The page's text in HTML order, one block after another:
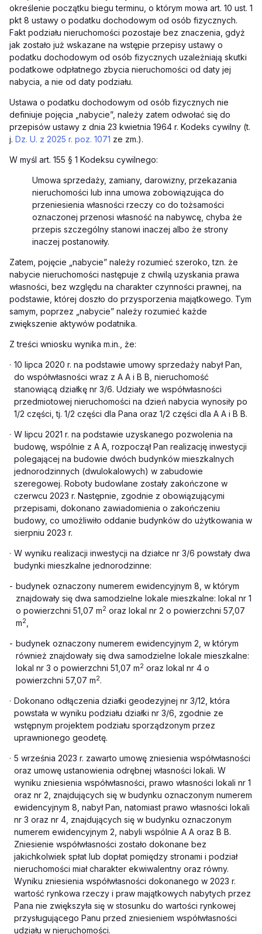
określenie początku biegu terminu, o którym mowa art. 10 ust. 1
pkt 8 ustawy o podatku dochodowym od osób fizycznych.
Fakt podziału nieruchomości pozostaje bez znaczenia, gdyż
jak zostało już wskazane na wstępie przepisy ustawy o
podatku dochodowym od osób fizycznych uzależniają skutki
podatkowe odpłatnego zbycia nieruchomości od daty jej
nabycia, a nie od daty podziału.
Ustawa o podatku dochodowym od osób fizycznych nie
definiuje pojęcia „nabycie”, należy zatem odwołać się do
przepisów ustawy z dnia 23 kwietnia 1964 r. Kodeks cywilny (t.
j. Dz. U. z 2025 r. poz. 1071 ze zm.).
W myśl art. 155 § 1 Kodeksu cywilnego:
Umowa sprzedaży, zamiany, darowizny, przekazania
nieruchomości lub inna umowa zobowiązująca do
przeniesienia własności rzeczy co do tożsamości
oznaczonej przenosi własność na nabywcę, chyba że
przepis szczególny stanowi inaczej albo że strony
inaczej postanowiły.
Zatem, pojęcie „nabycie” należy rozumieć szeroko, tzn. że
nabycie nieruchomości następuje z chwilą uzyskania prawa
własności, bez względu na charakter czynności prawnej, na
podstawie, której doszło do przysporzenia majątkowego. Tym
samym, poprzez „nabycie” należy rozumieć każde
zwiększenie aktywów podatnika.
Z treści wniosku wynika m.in., że:
· 10 lipca 2020 r. na podstawie umowy sprzedaży nabył Pan,
do współwłasności wraz z A A i B B, nieruchomość
stanowiącą działkę nr 3/6. Udziały we współwłasności
przedmiotowej nieruchomości na dzień nabycia wynosiły po
1/2 części, tj. 1/2 części dla Pana oraz 1/2 części dla A A i B B.
· W lipcu 2021 r. na podstawie uzyskanego pozwolenia na
budowę, wspólnie z A A, rozpoczął Pan realizację inwestycji
polegającej na budowie dwóch budynków mieszkalnych
jednorodzinnych (dwulokalowych) w zabudowie
szeregowej. Roboty budowlane zostały zakończone w
czerwcu 2023 r. Następnie, zgodnie z obowiązującymi
przepisami, dokonano zawiadomienia o zakończeniu
budowy, co umożliwiło oddanie budynków do użytkowania w
sierpniu 2023 r.
· W wyniku realizacji inwestycji na działce nr 3/6 powstały dwa
budynki mieszkalne jednorodzinne:
- budynek oznaczony numerem ewidencyjnym 8, w którym
znajdowały się dwa samodzielne lokale mieszkalne: lokal nr 1
o powierzchni 51,07 m2 oraz lokal nr 2 o powierzchni 57,07
m2
- budynek oznaczony numerem ewidencyjnym 2, w którym
również znajdowały się dwa samodzielne lokale mieszkalne:
lokal nr 3 o powierzchni 51,07 m2 oraz lokal nr 4 o
powierzchni 57,07 m2.
· Dokonano odłączenia działki geodezyjnej nr 3/12, która
powstała w wyniku podziału działki nr 3/6, zgodnie ze
wstępnym projektem podziału sporządzonym przez
uprawnionego geodetę.
· 5 września 2023 r. zawarto umowę zniesienia współwłasności
oraz umowę ustanowienia odrębnej własności lokali. W
wyniku zniesienia współwłasności, prawo własności lokali nr 1
oraz nr 2, znajdujących się w budynku oznaczonym numerem
ewidencyjnym 8, nabył Pan, natomiast prawo własności lokali
nr 3 oraz nr 4, znajdujących się w budynku oznaczonym
numerem ewidencyjnym 2, nabyli wspólnie A A oraz B B.
Zniesienie współwłasności zostało dokonane bez
jakichkolwiek spłat lub dopłat pomiędzy stronami i podział
nieruchomości miał charakter ekwiwalentny oraz równy.
Wyniku zniesienia współwłasności dokonanego w 2023 r.
wartość rynkowa rzeczy i praw majątkowych nabytych przez
Pana nie zwiększyła się w stosunku do wartości rynkowej
przysługującego Panu przed zniesieniem współwłasności
udziału w nieruchomości.